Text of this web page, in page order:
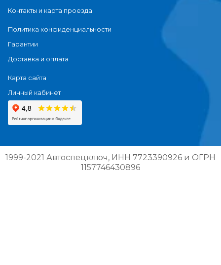
Контакты и карта проезда
Политика конфиденциальности
Гарантии
Доставка и оплата
Карта сайта
Личный кабинет
1999-2021 Автоспецключ, ИНН 7723390926 и ОГРН
1157746430896